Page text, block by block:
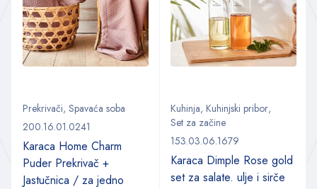
Prekrivači, Spavaća soba
200.16.01.0241
Karaca Home Charm
Puder Prekrivač +
Jastučnica / za jedno
Kuhinja, Kuhinjski pribor,
Set za začine
153.03.06.1679
Karaca Dimple Rose gold
set za salate. ulje i sirče